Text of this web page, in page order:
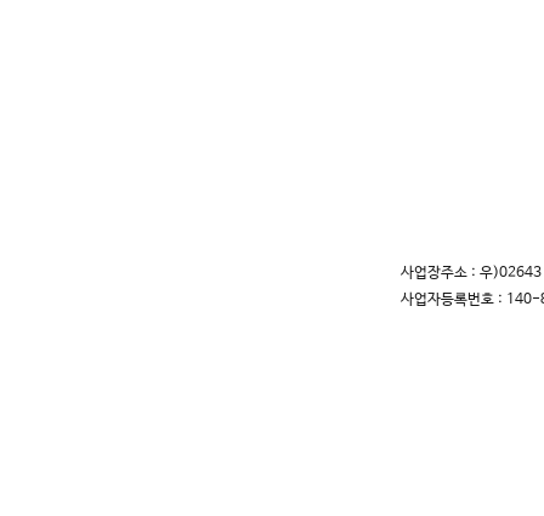
사업장주소 : 우
사업자등록번호 :